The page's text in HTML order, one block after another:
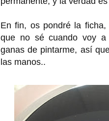
En fin, os pondré la
que no sé cuando voy a
ganas de pintarme, así
las manos..